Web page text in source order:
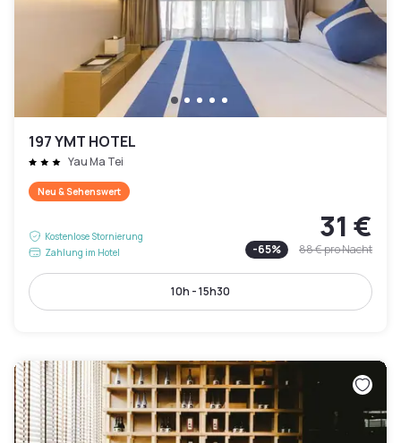
197 YMT HOTEL
Yau Ma Tei
Neu & Sehenswert
Kostenlose Stornierung
Zahlung im Hotel
31 €
-65% 88 €pro Nacht
10h - 15h30